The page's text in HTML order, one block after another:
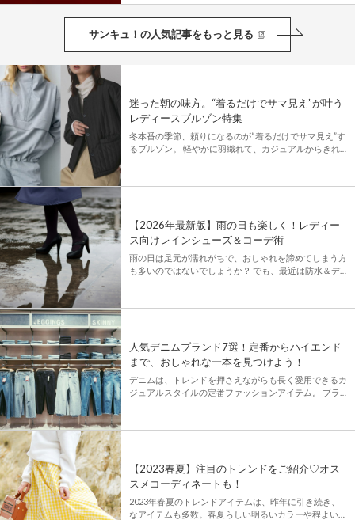
サンキュ！の人気記事をもっと見る
迷った朝の味方。“着るだけでサマ見え”が叶う
レディースブルゾン特集
冬本番の季節、頼りになるのが“着るだけでサマ見え”す
るブルゾン。 軽やかに羽織れて、カジュアルからきれ
見えする名品まで […]
【2026年最新版】雨の日も楽しく！レディー
ス向けレインシューズ＆コーデ術
雨の日は足元が濡れがちで、おしゃれを諦めてしまう方
も多いのではないでしょうか？ でも、最近は防水＆デ
機能性」を […]
人気デニムブランド7選！定番からハイエンド
まで、おしゃれな一本を見つけよう！
デニムは、トレンドを押さえながらも長く愛用できるカ
ジュアルスタイルの定番ファッションアイテム。 ブラ
今回は、日本＆海外 […]
【2023春夏】注目のトレンドをご紹介♡オス
スメコーディネートも！
2023年春夏のトレンドアイテムは、昨年に引き続き、
なアイテムも多数。春夏らしい明るいカラーや程よい肌